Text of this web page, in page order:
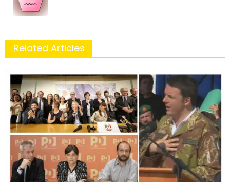
Related Articles